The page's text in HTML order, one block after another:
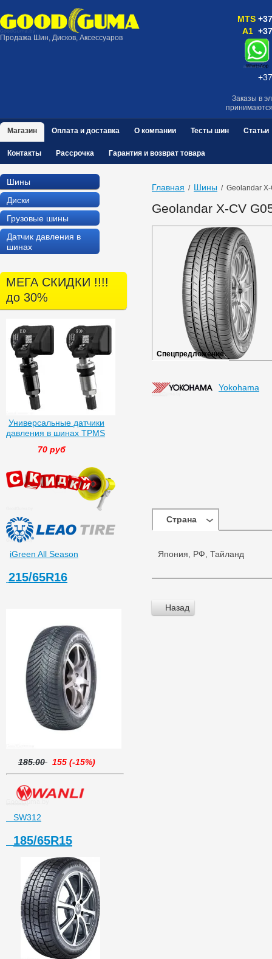
Продажа Шин, Дисков, Аксессуаров
MTS
A1
Заказы в
Магазин Оплата и доставка О компании Тесты шин Статьи
Контакты Рассрочка Гарантия и возврат товара
Шины
Диски
Грузовые шины
Датчик давления в
шинах
МЕГА СКИДКИ !!!!
до 30%
Универсальные датчики
давления в шинах TPMS
70 руб
iGreen All Season
215/65R16
185.00 155 (-15%)
SW312
185/65R15
Главная
  /
Шины
/  Geolandar
Geolandar X-CV
Спецпредложение
Yokohama
Страна
Япония, РФ, Тайланд
Назад